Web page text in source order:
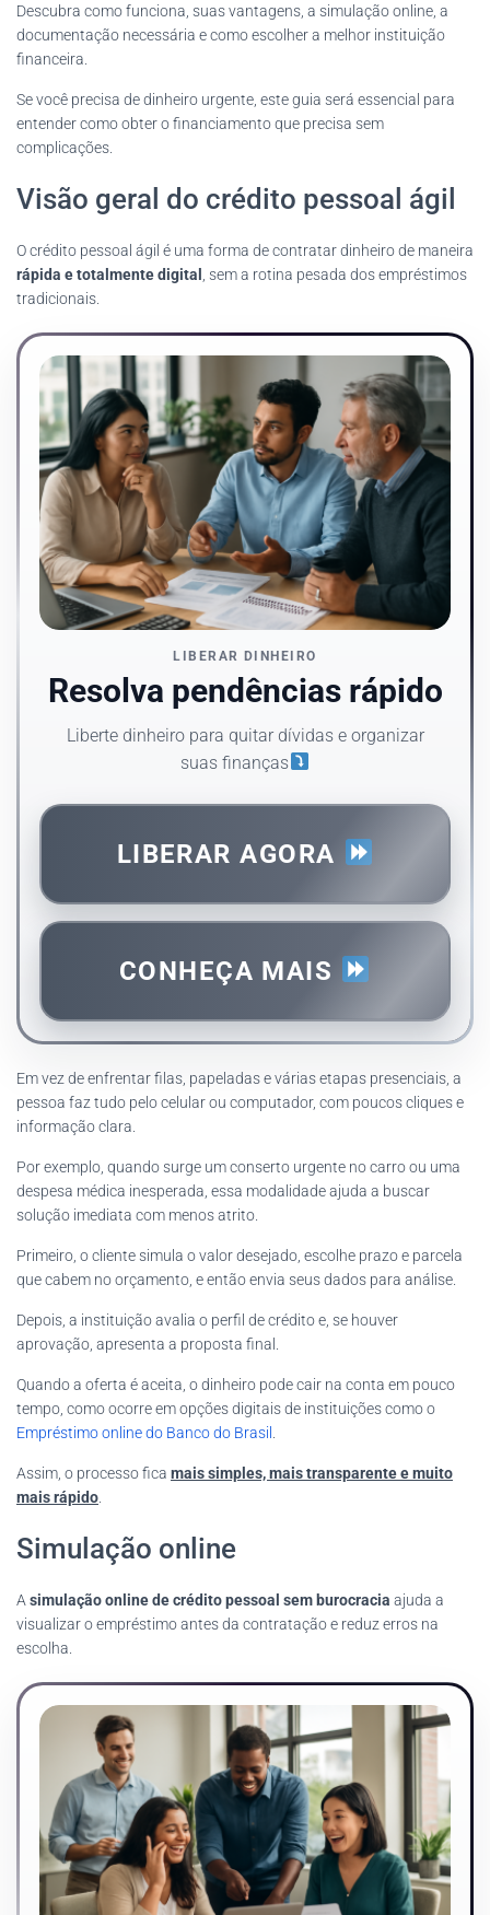
Descubra como funciona, suas vantagens, a simulação online, a
documentação necessária e como escolher a melhor instituição
financeira.
Se você precisa de dinheiro urgente, este guia será essencial para
entender como obter o financiamento que precisa sem
complicações.
Visão geral do crédito pessoal ágil
O crédito pessoal ágil é uma forma de contratar dinheiro de maneira
rápida e totalmente digital
, sem a rotina pesada dos empréstimos
tradicionais.
LIBERAR DINHEIRO
Resolva pendências rápido
Liberte dinheiro para quitar dívidas e organizar
suas finanças
LIBERAR AGORA
CONHEÇA MAIS
Em vez de enfrentar filas, papeladas e várias etapas presenciais, a
pessoa faz tudo pelo celular ou computador, com poucos cliques e
informação clara.
Por exemplo, quando surge um conserto urgente no carro ou uma
despesa médica inesperada, essa modalidade ajuda a buscar
solução imediata com menos atrito.
Primeiro, o cliente simula o valor desejado, escolhe prazo e parcela
que cabem no orçamento, e então envia seus dados para análise.
Depois, a instituição avalia o perfil de crédito e, se houver
aprovação, apresenta a proposta final.
Quando a oferta é aceita, o dinheiro pode cair na conta em pouco
tempo, como ocorre em opções digitais de instituições como o
Empréstimo online do Banco do Brasil
Assim, o processo fica mais simples, mais transparente e muito
mais rápido
Simulação online
A simulação online de crédito pessoal sem burocracia ajuda a
visualizar o empréstimo antes da contratação e reduz erros na
escolha.